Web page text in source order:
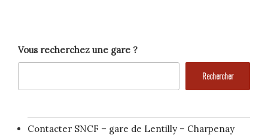
Vous recherchez une gare ?
Rechercher
Contacter SNCF – gare de Lentilly – Charpenay